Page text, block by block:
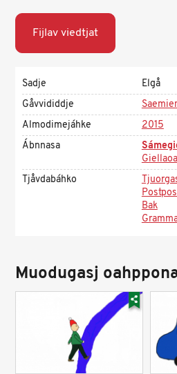
Fijlav viedtjat
Sadje
Elgå
Gåvvididdje
Almodimejáhke
2015
Ábnnasa
Tjåvdabáhko
Bak
Muodugasj